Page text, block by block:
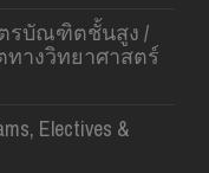
รบัณฑิตชั้นสูง /
างวิทยาศาสตร์
Electives &